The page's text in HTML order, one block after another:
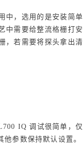
中，选用的是安装简单
中需要给整流格栅打安
，若需要将探头拿出清
IQ 调试很简单，仅
参数保持默认设置。